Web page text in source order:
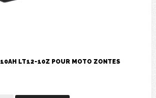
10AH LT12-10Z POUR MOTO ZONTES